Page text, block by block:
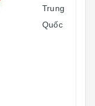
Trung
Quốc